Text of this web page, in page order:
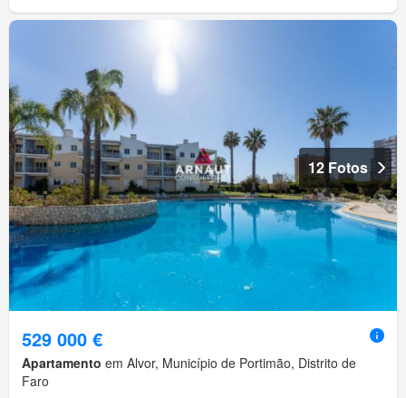
12 Fotos
529 000 €
Apartamento em Alvor, Município de Portimão, Distrito de
Faro